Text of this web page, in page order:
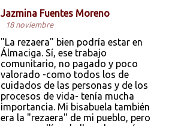
Jazmina Fuentes Moreno
18 noviembre
"La rezaera" bien podría estar en
Álmaciga. Sí, ese trabajo
comunitario, no pagado y poco
valorado -como todos los de
cuidados de las personas y de los
procesos de vida- tenía mucha
importancia. Mi bisabuela también
era la "rezaera" de mi pueblo, pero